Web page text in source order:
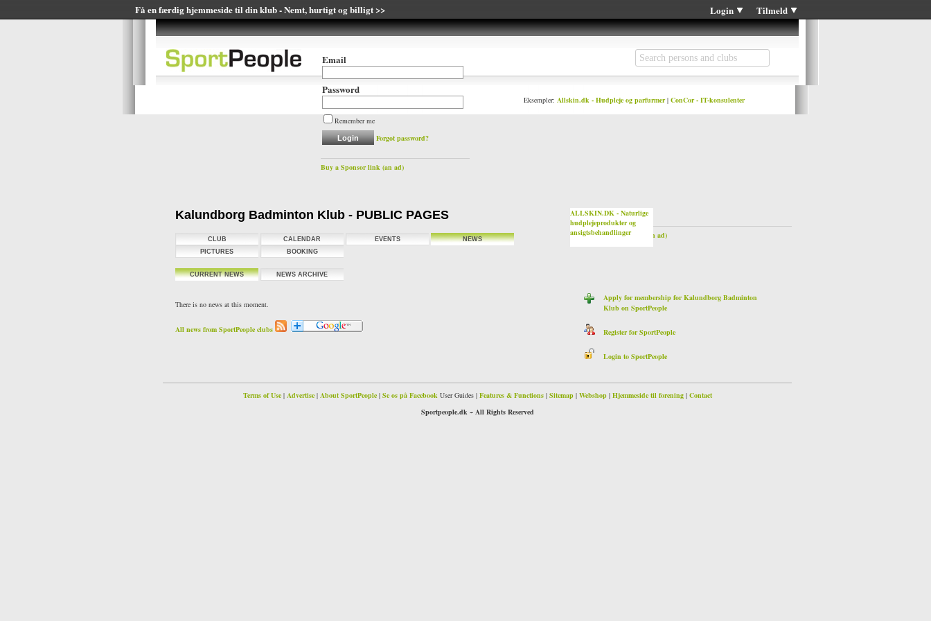
Få en færdig hjemmeside til din klub - Nemt, hurtigt og billigt >> Login Tilmeld
Email
Password
Remember me
Forgot password?
Buy a Sponsor link (an ad)
Kalundborg Badminton Klub - PUBLIC PAGES
CLUB CALENDAR EVENTS
NEWS
PICTURES
BOOKING
CURRENT NEWS NEWS ARCHIVE
There is no news at this moment.
All news from SportPeople clubs
Buy a Sponsor link (an ad)
Apply for membership for Kalundborg Badminton
Klub on SportPeople
Register for SportPeople
Login to SportPeople
ALLSKIN.DK - Naturlige
hudplejeprodukter og
ansigtsbehandlinger
Terms of Use| Advertise| About SportPeople| Se os på FacebookUser Guides | Features & Functions| Sitemap| Webshop| Hjemmeside til forening| Contact
Sportpeople.dk ~ All Rights Reserved
Eksempler: Allskin.dk - Hudpleje og parfurmer| ConCor - IT-konsulenter